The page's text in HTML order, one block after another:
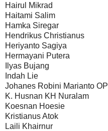
Hairul Mikrad
Haitami Salim
Hamka Siregar
Hendrikus Christianus
Heriyanto Sagiya
Hermayani Putera
Ilyas Bujang
Indah Lie
Johanes Robini Marianto OP
K. Husnan KH Nuralam
Koesnan Hoesie
Kristianus Atok
Laili Khairnur